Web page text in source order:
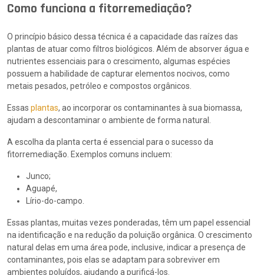
Como funciona a fitorremediação?
O princípio básico dessa técnica é a capacidade das raízes das
plantas de atuar como filtros biológicos. Além de absorver água e
nutrientes essenciais para o crescimento, algumas espécies
possuem a habilidade de capturar elementos nocivos, como
metais pesados, petróleo e compostos orgânicos.
Essas plantas, ao incorporar os contaminantes à sua biomassa,
ajudam a descontaminar o ambiente de forma natural.
A escolha da planta certa é essencial para o sucesso da
fitorremediação. Exemplos comuns incluem:
Junco;
Aguapé,
Lírio-do-campo.
Essas plantas, muitas vezes ponderadas, têm um papel essencial
na identificação e na redução da poluição orgânica. O crescimento
natural delas em uma área pode, inclusive, indicar a presença de
contaminantes, pois elas se adaptam para sobreviver em
ambientes poluídos, ajudando a purificá-los.